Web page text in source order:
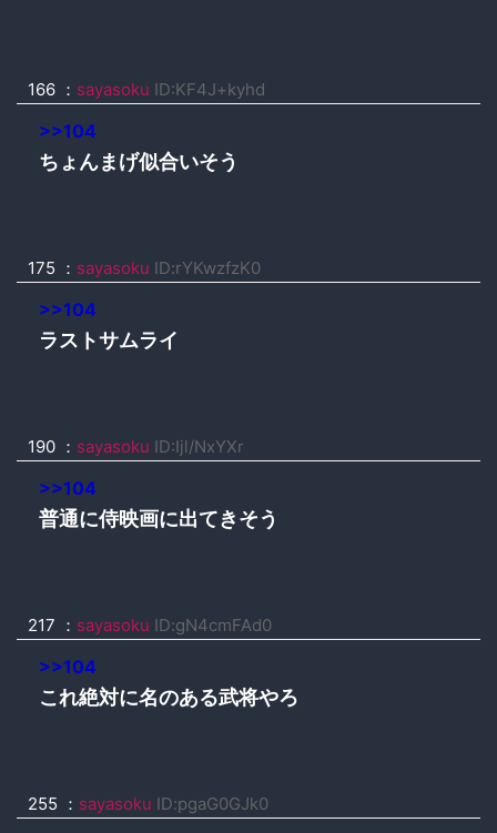
166 ： sayasoku ID:KF4J+kyhd
>>104
ちょんまげ似合いそう
175 ： sayasoku ID:rYKwzfzK0
>>104
ラストサムライ
190 ： sayasoku ID:Ijl/NxYXr
>>104
普通に侍映画に出てきそう
217 ： sayasoku ID:gN4cmFAd0
>>104
これ絶対に名のある武将やろ
255 ： sayasoku ID:pgaG0GJk0